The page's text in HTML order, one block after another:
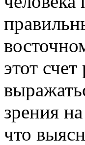
этот
зрения
что